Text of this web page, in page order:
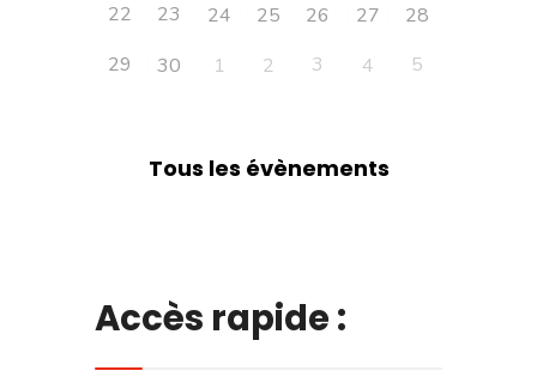
22
23 24 25 26 27
28
29
30 1 2 3 4 5
Tous les évènements
Accès rapide :